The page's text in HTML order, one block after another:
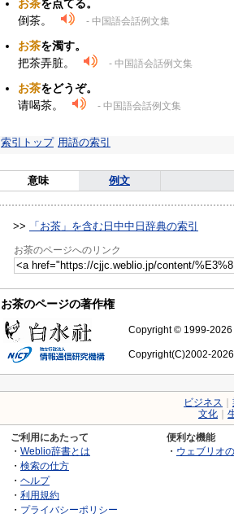
お茶を点てる。
倒茶。
- 中国語会話例文集
お茶を濁す。
把茶弄脏。
- 中国語会話例文集
お茶をどうぞ。
请喝茶。
- 中国語会話例文集
索引トップ 用語の索引
意味 例文
>> 「お茶」を含む日中中日辞典の索引
お茶のページへのリンク
お茶のページの著作権
Copyright © 1999-2026
Copyright(C)2002-
ビジネス
文化
ご利用にあたって
・ Weblio辞書とは
・ 検索の仕方
・ ヘルプ
・ 利用規約
・ プライバシーポリシー
便利な機能
・ ウェブリオ